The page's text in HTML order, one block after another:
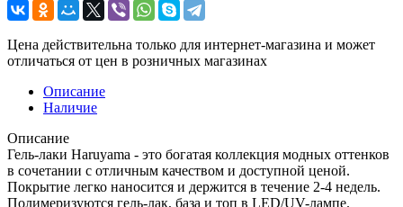
Цена действительна только для интернет-магазина и может
отличаться от цен в розничных магазинах
Описание
Наличие
Описание
Гель-лаки Haruyama - это богатая коллекция модных оттенков
в сочетании с отличным качеством и доступной ценой.
Покрытие легко наносится и держится в течение 2-4 недель.
Полимеризуются гель-лак, база и топ в LED/UV-лампе.